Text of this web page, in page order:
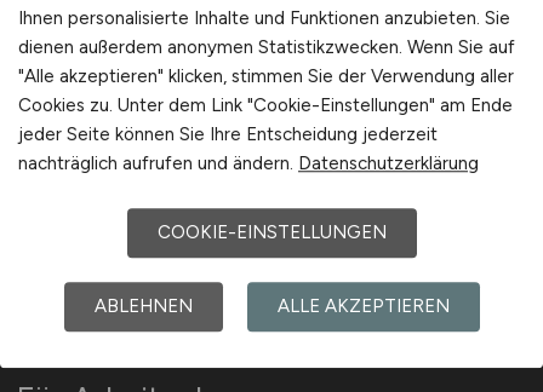
Social Media & Networks
Gleichberechtigung & Vielfalt
Arbeitgeber Kontakt
Karrierenetzwerk
Ihnen personalisierte Inhalte und Funktionen anzubieten. Sie
dienen außerdem anonymen Statistikzwecken. Wenn Sie auf
"Alle akzeptieren" klicken, stimmen Sie der Verwendung aller
Cookies zu. Unter dem Link "Cookie-Einstellungen" am Ende
jeder Seite können Sie Ihre Entscheidung jederzeit
nachträglich aufrufen und ändern. Datenschutzerklärung
COOKIE-EINSTELLUNGEN
ABLEHNEN ALLE AKZEPTIEREN